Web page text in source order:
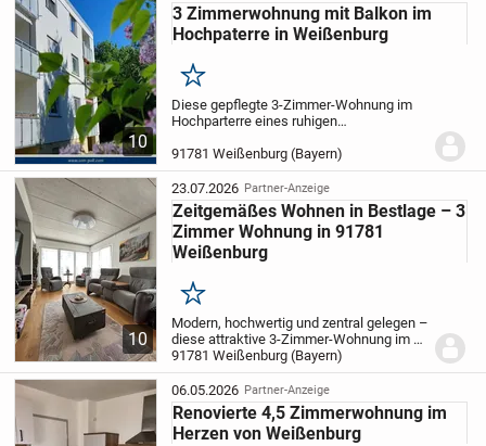
10
3 Zimmerwohnung mit Balkon im
Hochpaterre in Weißenburg
Merken
Diese gepflegte 3-Zimmer-Wohnung im
Hochparterre eines ruhigen
ruhiger Wohnlage, sie liegt in einer
Sackgasse und überzeugt durch ihre
gelungene Raumaufteilung und...
91781 Weißenburg (Bayern)
10
23.07.2026 Partner-Anzeige
Zeitgemäßes Wohnen in Bestlage – 3
Zimmer Wohnung in 91781
Weißenburg
Merken
Modern, hochwertig und zentral gelegen –
diese attraktive 3-Zimmer-Wohnung im 2.
Obergeschoss eines im Jahr 2019
errichteten Wohnhauses überzeugt durch
eine zeitgemäße Ausstattung und einen
durchdacht...
91781 Weißenburg (Bayern)
06.05.2026 Partner-Anzeige
Renovierte 4,5 Zimmerwohnung im
Herzen von Weißenburg